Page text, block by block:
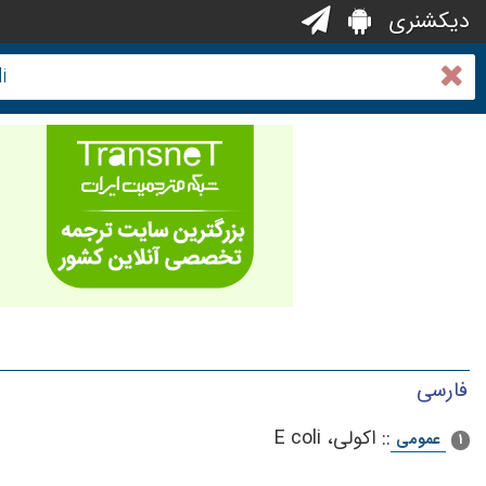
دیکشنری
فارسی
1 عمومی :: اکولی، E coli